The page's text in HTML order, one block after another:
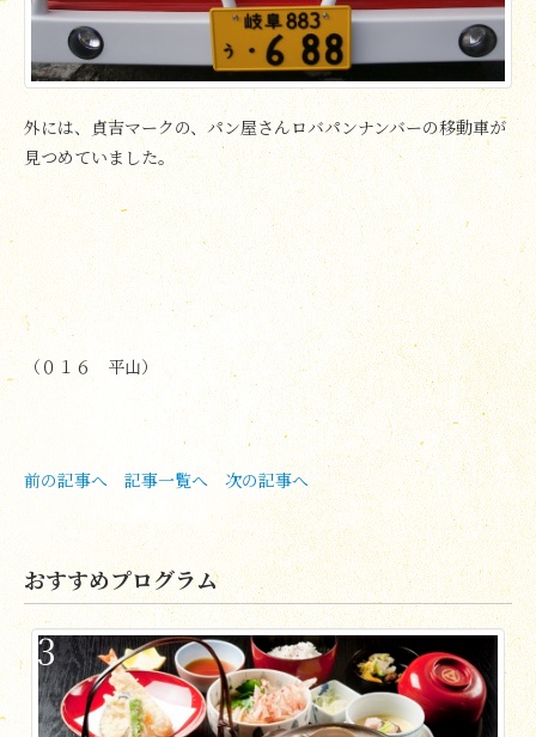
外には、貞吉マークの、パン屋さんロバパンナンバーの移動車が
見つめていました。
（０１６ 平山）
前の記事へ 記事一覧へ 次の記事へ
おすすめプログラム
3